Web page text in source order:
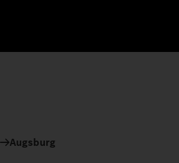
Augsburg